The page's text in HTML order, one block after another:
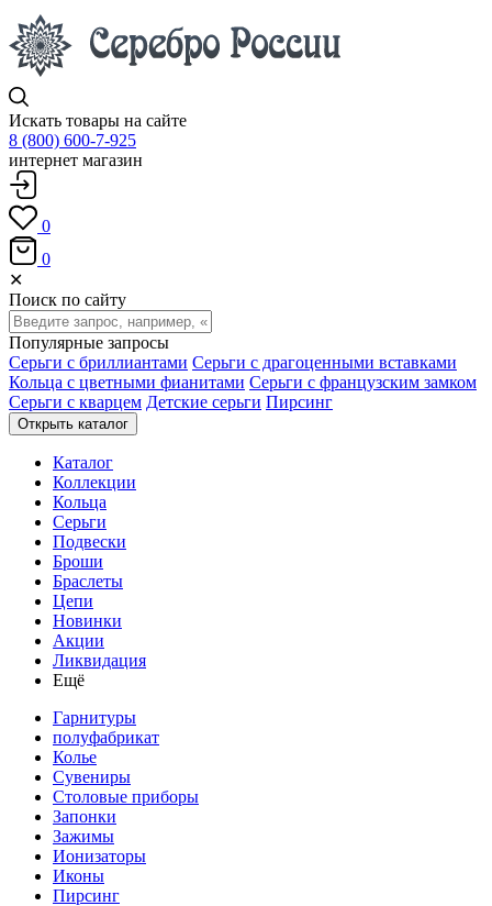
Искать товары на сайте
8 (800) 600-7-925
интернет магазин
0
0
✕
Поиск по сайту
Популярные запросы
Серьги с бриллиантами Серьги с драгоценными вставками
Кольца с цветными фианитами Серьги с французским замком
Серьги с кварцем Детские серьги Пирсинг
Открыть каталог
Каталог
Коллекции
Кольца
Серьги
Подвески
Броши
Браслеты
Цепи
Новинки
Акции
Ликвидация
Ещё
Гарнитуры
полуфабрикат
Колье
Сувениры
Столовые приборы
Запонки
Зажимы
Ионизаторы
Иконы
Пирсинг